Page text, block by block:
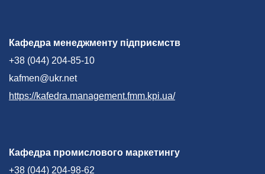
Кафедра менеджменту підприємств
+38 (044) 204-85-10
kafmen@ukr.net
https://kafedra.management.fmm.kpi.ua/
Кафедра промислового маркетингу
+38 (044) 204-98-62